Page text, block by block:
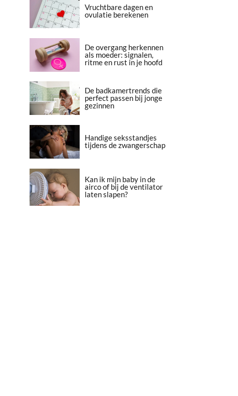
Vruchtbare dagen en
ovulatie berekenen
De overgang herkennen
als moeder: signalen,
ritme en rust in je hoofd
De badkamertrends die
perfect passen bij jonge
gezinnen
Handige seksstandjes
tijdens de zwangerschap
Kan ik mijn baby in de
airco of bij de ventilator
laten slapen?